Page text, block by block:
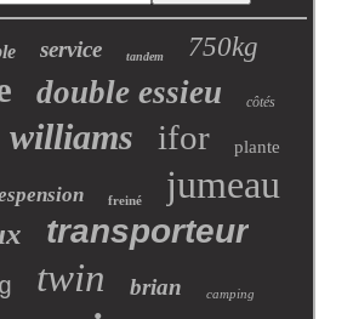
service tandem 750kg
double essieu côtés
williams ifor plante
freiné jumeau
transporteur
twin brian camping